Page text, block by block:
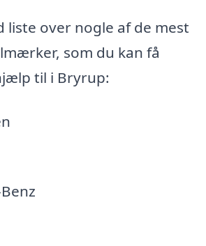
liste over nogle af de mest
som du kan få
til i Bryrup: